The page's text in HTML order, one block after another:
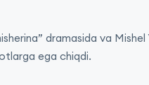
dramasida va
ega chiqdi.